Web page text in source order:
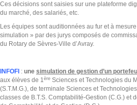
Ces décisions sont saisies sur une plateforme
du marché, des salariés, etc.
Les équipes sont auditionnées au fur et à
simulation » par des jurys composés de
du Rotary de Sèvres-Ville d’Avray.
INFOFI : une simulation de gestion d’un
aux élèves de 1ère Sciences et Technologies du
(S.T.M.G.), de terminale Sciences et
classes de B.T.S. Comptabilité-Gestion (C.G.) et